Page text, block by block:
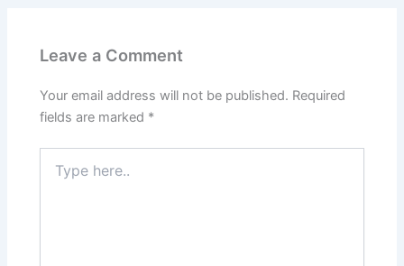
Leave a Comment
Your email address will not be published. Required
fields are marked *
here..